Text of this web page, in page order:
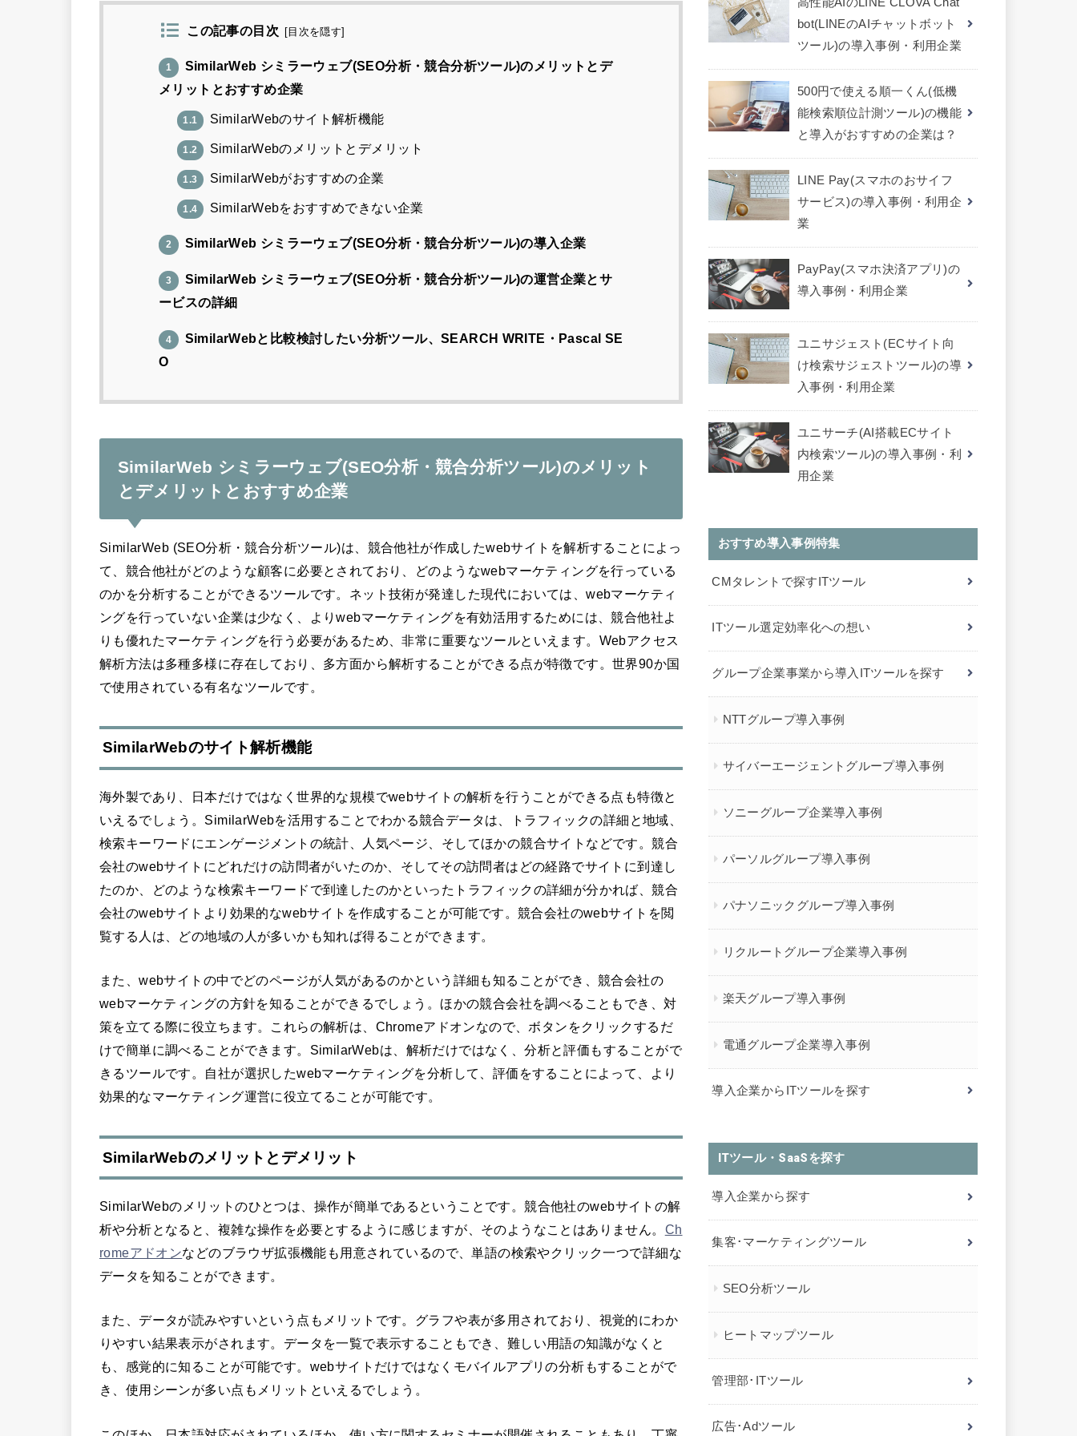
この記事の目次 [目次を隠す]
1
SimilarWeb シミラーウェブ(SEO分析・競合分析ツール)のメリットとデ
メリットとおすすめ企業
1.1 SimilarWebのサイト解析機能
1.2 SimilarWebのメリットとデメリット
1.3 SimilarWebがおすすめの企業
1.4 SimilarWebをおすすめできない企業
2 SimilarWeb シミラーウェブ(SEO分析・競合分析ツール)の導入企業
3
SimilarWeb シミラーウェブ(SEO分析・競合分析ツール)の運営企業とサ
ービスの詳細
4
SimilarWebと比較検討したい分析ツール、SEARCH WRITE・Pascal SE
O
SimilarWeb シミラーウェブ(SEO分析・競合分析ツール)のメリット
とデメリットとおすすめ企業
SimilarWeb (SEO分析・競合分析ツール)は、競合他社が作成したwebサイトを解析することによっ
て、競合他社がどのような顧客に必要とされており、どのようなwebマーケティングを行っている
のかを分析することができるツールです。ネット技術が発達した現代においては、webマーケティ
ングを行っていない企業は少なく、よりwebマーケティングを有効活用するためには、競合他社よ
りも優れたマーケティングを行う必要があるため、非常に重要なツールといえます。Webアクセス
解析方法は多種多様に存在しており、多方面から解析することができる点が特徴です。世界90か国
で使用されている有名なツールです。
SimilarWebのサイト解析機能
海外製であり、日本だけではなく世界的な規模でwebサイトの解析を行うことができる点も特徴と
いえるでしょう。SimilarWebを活用することでわかる競合データは、トラフィックの詳細と地域、
検索キーワードにエンゲージメントの統計、人気ページ、そしてほかの競合サイトなどです。競合
会社のwebサイトにどれだけの訪問者がいたのか、そしてその訪問者はどの経路でサイトに到達し
たのか、どのような検索キーワードで到達したのかといったトラフィックの詳細が分かれば、競合
会社のwebサイトより効果的なwebサイトを作成することが可能です。競合会社のwebサイトを閲
覧する人は、どの地域の人が多いかも知れば得ることができます。
また、webサイトの中でどのページが人気があるのかという詳細も知ることができ、競合会社の
webマーケティングの方針を知ることができるでしょう。ほかの競合会社を調べることもでき、対
策を立てる際に役立ちます。これらの解析は、Chromeアドオンなので、ボタンをクリックするだ
けで簡単に調べることができます。SimilarWebは、解析だけではなく、分析と評価もすることがで
きるツールです。自社が選択したwebマーケティングを分析して、評価をすることによって、より
効果的なマーケティング運営に役立てることが可能です。
SimilarWebのメリットとデメリット
SimilarWebのメリットのひとつは、操作が簡単であるということです。競合他社のwebサイトの解
析や分析となると、複雑な操作を必要とするように感じますが、そのようなことはありません。 Ch
romeアドオンなどのブラウザ拡張機能も用意されているので、単語の検索やクリック一つで詳細な
データを知ることができます。
また、データが読みやすいという点もメリットです。グラフや表が多用されており、視覚的にわか
りやすい結果表示がされます。データを一覧で表示することもでき、難しい用語の知識がなくと
も、感覚的に知ることが可能です。webサイトだけではなくモバイルアプリの分析もすることがで
き、使用シーンが多い点もメリットといえるでしょう。
bot(LINEのAIチャットボット
ツール)の導入事例・利用企業
500円で使える順一くん(低機
能検索順位計測ツール)の機能
と導入がおすすめの企業は？
LINE Pay(スマホのおサイフ
サービス)の導入事例・利用企
業
PayPay(スマホ決済アプリ)の
導入事例・利用企業
ユニサジェスト(ECサイト向
け検索サジェストツール)の導
入事例・利用企業
ユニサーチ(AI搭載ECサイト
内検索ツール)の導入事例・利
用企業
おすすめ導入事例特集
CMタレントで探すITツール
ITツール選定効率化への想い
グループ企業事業から導入ITツールを探す
NTTグループ導入事例
サイバーエージェントグループ導入事例
ソニーグループ企業導入事例
パーソルグループ導入事例
パナソニックグループ導入事例
リクルートグループ企業導入事例
楽天グループ導入事例
電通グループ企業導入事例
導入企業からITツールを探す
ITツール・SaaSを探す
導入企業から探す
集客･マーケティングツール
SEO分析ツール
ヒートマップツール
管理部･ITツール
広告･Adツール